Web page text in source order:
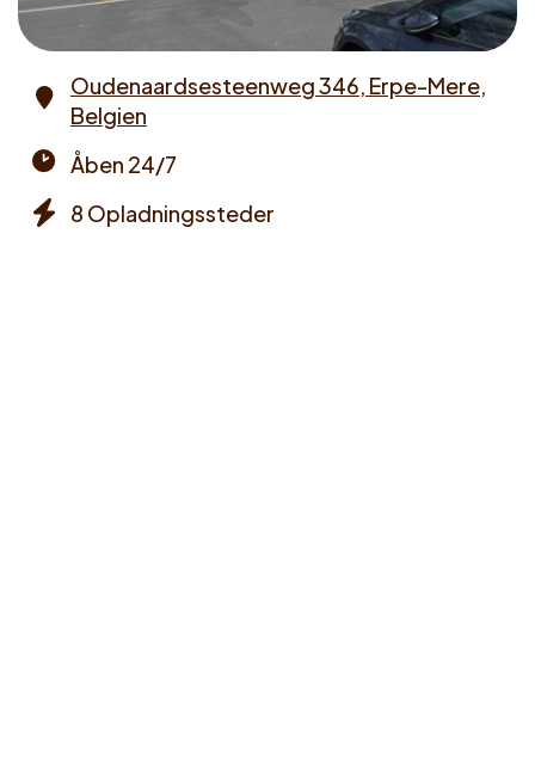
Address
Oudenaardsesteenweg 346, Erpe-Mere,
Belgien
times
Åben 24/7
8 Opladningssteder